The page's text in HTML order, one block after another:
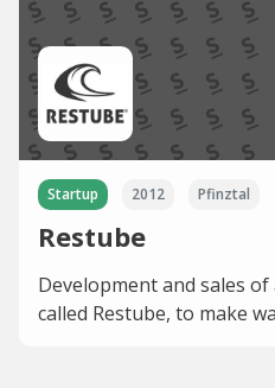
Startup 2012 Pfinztal
Restube
Development and sales
called Restube, to make